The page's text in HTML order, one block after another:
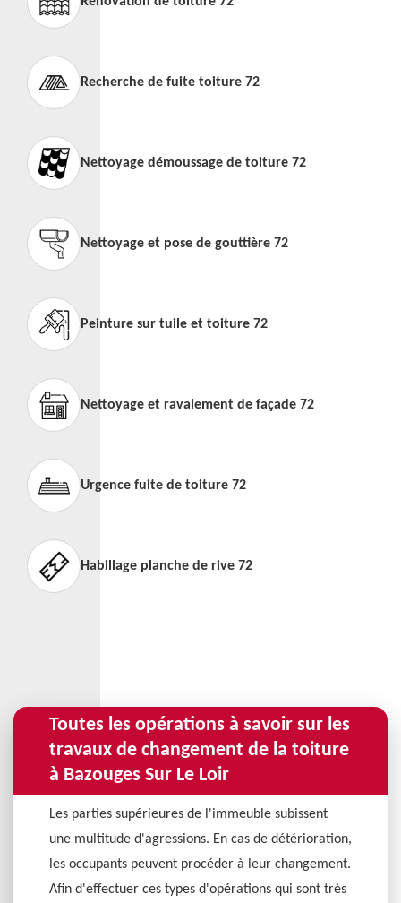
Recherche de fuite toiture 72
Nettoyage démoussage de toiture 72
Nettoyage et pose de gouttière 72
Peinture sur tuile et toiture 72
Nettoyage et ravalement de façade 72
Urgence fuite de toiture 72
Habillage planche de rive 72
Toutes les opérations à savoir sur les
travaux de changement de la toiture
à Bazouges Sur Le Loir
Les parties supérieures de l'immeuble subissent
une multitude d'agressions. En cas de détérioration,
les occupants peuvent procéder à leur changement.
Afin d'effectuer ces types d'opérations qui sont très